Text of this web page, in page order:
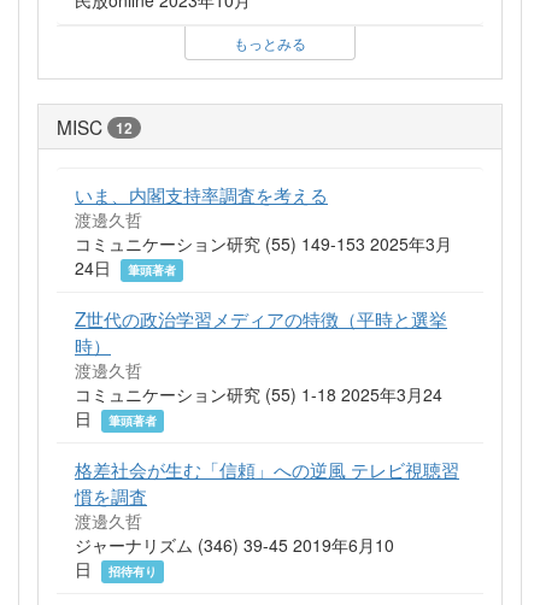
もっとみる
MISC 12
いま、内閣支持率調査を考える
渡邊久哲
コミュニケーション研究 (55) 149-153 2025年3月
24日
筆頭著者
Z世代の政治学習メディアの特徴（平時と選挙
時）
渡邊久哲
コミュニケーション研究 (55) 1-18 2025年3月24
日
筆頭著者
格差社会が生む「信頼」への逆風 テレビ視聴習
慣を調査
渡邊久哲
ジャーナリズム (346) 39-45 2019年6月10
日
招待有り